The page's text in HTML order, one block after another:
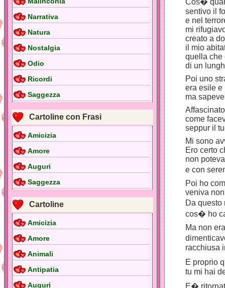
Narrativa
Natura
Nostalgia
Odio
Ricordi
Saggezza
Cartoline con Frasi
Amicizia
Amore
Auguri
Saggezza
Cartoline
Amicizia
Amore
Animali
Antipatia
Auguri
Cos�
sentivo il
e nel
mi
creato a
il mio
quella che
di un
Poi uno
era esile e
ma
come
seppur il
Mi sono
Ero certo
non
e con
Poi ho
veniva
Da
cos� ho
Ma non
racchiusa
E proprio
tu mi hai
E�